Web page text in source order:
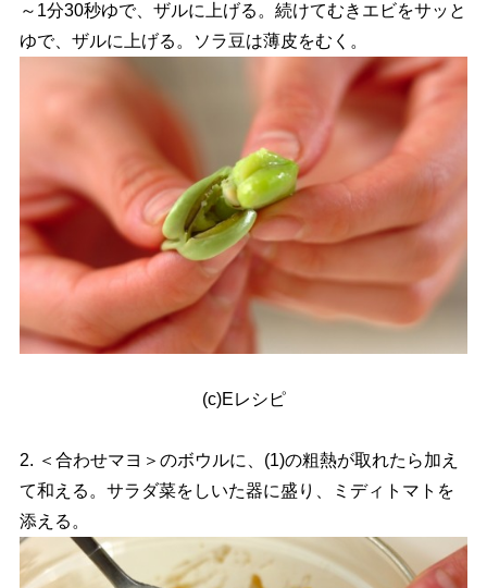
～1分30秒ゆで、ザルに上げる。続けてむきエビをサッと
ゆで、ザルに上げる。ソラ豆は薄皮をむく。
(c)Eレシピ
2. ＜合わせマヨ＞のボウルに、(1)の粗熱が取れたら加え
て和える。サラダ菜をしいた器に盛り、ミディトマトを
添える。